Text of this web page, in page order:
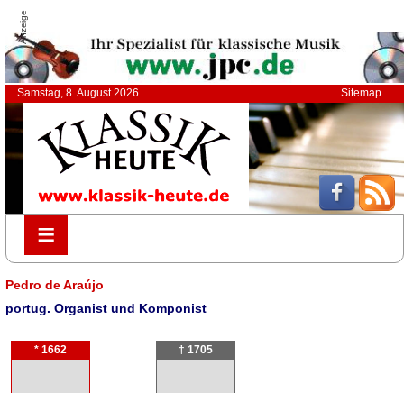
Anzeige
Samstag, 8. August 2026 Sitemap
≡
≡
Pedro de Araújo
portug. Organist und Komponist
* 1662 † 1705